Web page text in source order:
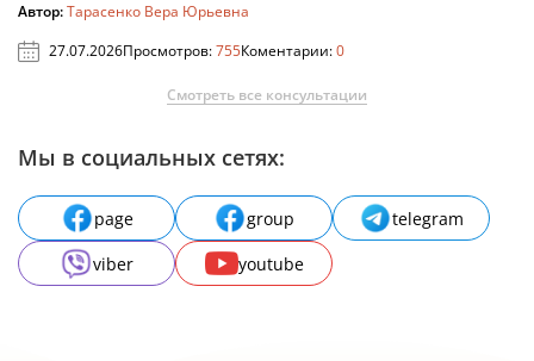
Автор:Тарасенко Вера Юрьевна
27.07.2026Просмотров:755Коментарии:0
Смотреть все консультации
Мы в социальных сетях:
page group
telegram
viber
youtube